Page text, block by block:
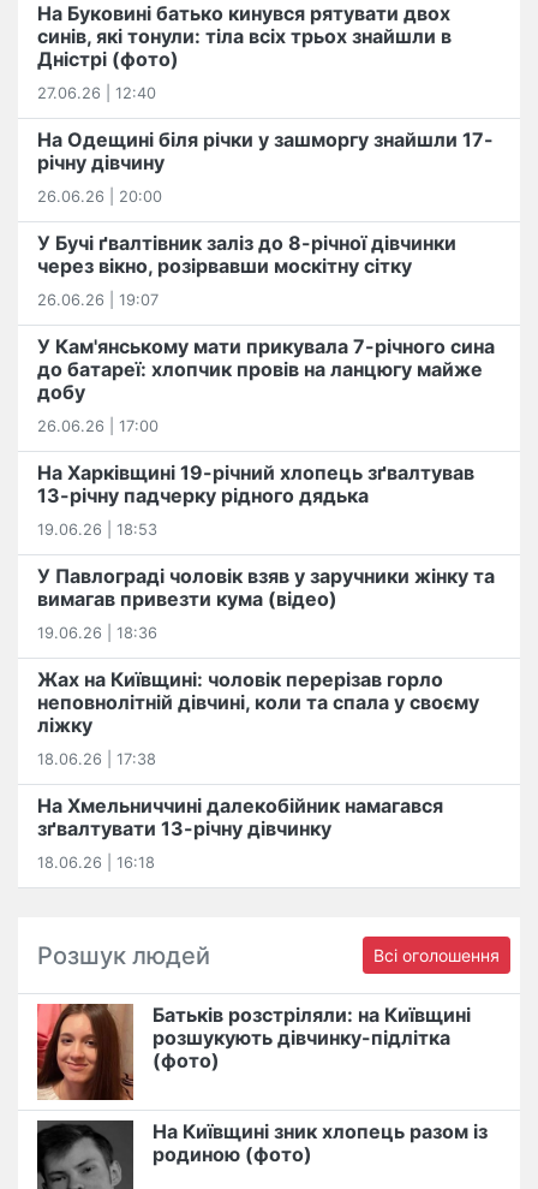
На Буковині батько кинувся рятувати двох
синів, які тонули: тіла всіх трьох знайшли в
Дністрі (фото)
27.06.26 | 12:40
На Одещині біля річки у зашморгу знайшли 17-
річну дівчину
26.06.26 | 20:00
У Бучі ґвалтівник заліз до 8-річної дівчинки
через вікно, розірвавши москітну сітку
26.06.26 | 19:07
У Кам'янському мати прикувала 7-річного сина
до батареї: хлопчик провів на ланцюгу майже
добу
26.06.26 | 17:00
На Харківщині 19-річний хлопець​ ️зґвалтував
13-річну падчерку рідного дядька
19.06.26 | 18:53
У Павлограді чоловік взяв у заручники жінку та
вимагав привезти кума (відео)
19.06.26 | 18:36
Жах на Київщині: чоловік перерізав горло
неповнолітній дівчині, коли та спала у своєму
ліжку
18.06.26 | 17:38
На Хмельниччині далекобійник намагався
зґвалтувати 13-річну дівчинку
18.06.26 | 16:18
Розшук людей Всі оголошення
Батьків розстріляли: на Київщині
розшукують дівчинку-підлітка
(фото)
На Київщині зник хлопець разом із
родиною (фото)